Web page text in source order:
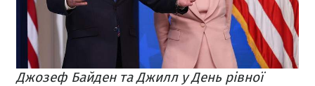
Джозеф Байден та Джилл у День рівної